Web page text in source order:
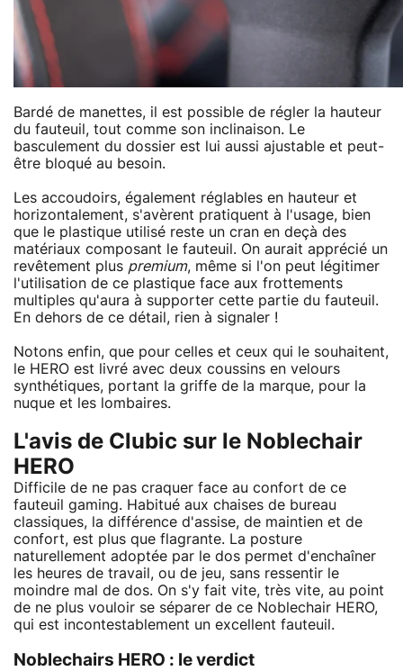
Bardé de manettes, il est possible de régler la hauteur
du fauteuil, tout comme son inclinaison. Le
basculement du dossier est lui aussi ajustable et peut-
être bloqué au besoin.
Les accoudoirs, également réglables en hauteur et
horizontalement, s'avèrent pratiquent à l'usage, bien
que le plastique utilisé reste un cran en deçà des
matériaux composant le fauteuil. On aurait apprécié un
revêtement plus premium, même si l'on peut légitimer
l'utilisation de ce plastique face aux frottements
multiples qu'aura à supporter cette partie du fauteuil.
En dehors de ce détail, rien à signaler !
Notons enfin, que pour celles et ceux qui le souhaitent,
le HERO est livré avec deux coussins en velours
synthétiques, portant la griffe de la marque, pour la
nuque et les lombaires.
L'avis de Clubic sur le Noblechair
HERO
Difficile de ne pas craquer face au confort de ce
fauteuil gaming. Habitué aux chaises de bureau
classiques, la différence d'assise, de maintien et de
confort, est plus que flagrante. La posture
naturellement adoptée par le dos permet d'enchaîner
les heures de travail, ou de jeu, sans ressentir le
moindre mal de dos. On s'y fait vite, très vite, au point
de ne plus vouloir se séparer de ce Noblechair HERO,
qui est incontestablement un excellent fauteuil.
Noblechairs HERO : le verdict